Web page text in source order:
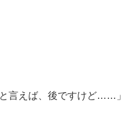
言えば、後ですけど……」